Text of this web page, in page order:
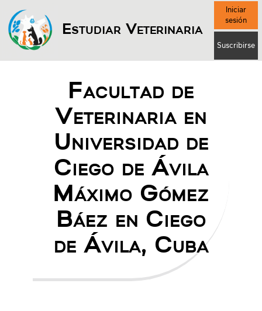
Estudiar Veterinaria
Iniciar
sesión
Suscribirse
Facultad de
Veterinaria en
Universidad de
Ciego de Ávila
Máximo Gómez
Báez en Ciego
de Ávila, Cuba